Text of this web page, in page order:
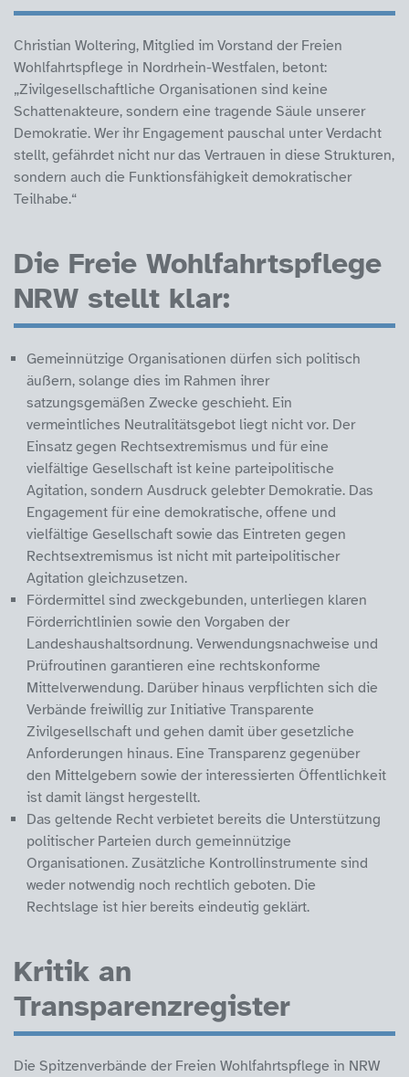
Christian Woltering, Mitglied im Vorstand der Freien
Wohlfahrtspflege in Nordrhein-Westfalen, betont:
„Zivilgesellschaftliche Organisationen sind keine
Schattenakteure, sondern eine tragende Säule unserer
Demokratie. Wer ihr Engagement pauschal unter Verdacht
stellt, gefährdet nicht nur das Vertrauen in diese Strukturen,
sondern auch die Funktionsfähigkeit demokratischer
Teilhabe.“
Die Freie Wohlfahrtspflege
NRW stellt klar:
Gemeinnützige Organisationen dürfen sich politisch
äußern, solange dies im Rahmen ihrer
satzungsgemäßen Zwecke geschieht. Ein
vermeintliches Neutralitätsgebot liegt nicht vor. Der
Einsatz gegen Rechtsextremismus und für eine
vielfältige Gesellschaft ist keine parteipolitische
Agitation, sondern Ausdruck gelebter Demokratie. Das
Engagement für eine demokratische, offene und
vielfältige Gesellschaft sowie das Eintreten gegen
Rechtsextremismus ist nicht mit parteipolitischer
Agitation gleichzusetzen.
Fördermittel sind zweckgebunden, unterliegen klaren
Förderrichtlinien sowie den Vorgaben der
Landeshaushaltsordnung. Verwendungsnachweise und
Prüfroutinen garantieren eine rechtskonforme
Mittelverwendung. Darüber hinaus verpflichten sich die
Verbände freiwillig zur Initiative Transparente
Zivilgesellschaft und gehen damit über gesetzliche
Anforderungen hinaus. Eine Transparenz gegenüber
den Mittelgebern sowie der interessierten Öffentlichkeit
ist damit längst hergestellt.
Das geltende Recht verbietet bereits die Unterstützung
politischer Parteien durch gemeinnützige
Organisationen. Zusätzliche Kontrollinstrumente sind
weder notwendig noch rechtlich geboten. Die
Rechtslage ist hier bereits eindeutig geklärt.
Kritik an
Transparenzregister
Die Spitzenverbände der Freien Wohlfahrtspflege in NRW